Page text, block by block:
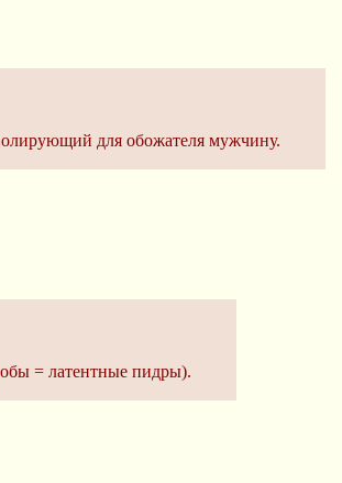
для обожателя мужчину.
= латентные пидры).